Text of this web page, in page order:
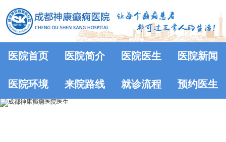
医院首页 医院简介 医院医生 医院新闻
医院环境 来院路线 就诊流程 预约医生